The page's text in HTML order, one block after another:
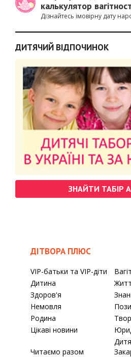
калькулятор
Дізнайтесь імовірну дату
ДИТЯЧИЙ ВІДПОЧИНОК
ЗНАЙТИ ТАБІР
ДІТВОРА ПЛЮС
VIP-батьки та VIP-діти
Дитина
Здоров'я
Немовля
Родина
Цікаві новини
Читаємо разом